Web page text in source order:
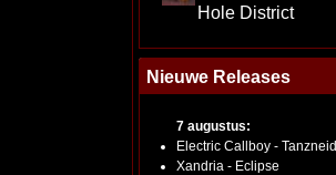
Hole District
Nieuwe Releases
7 augustus:
Electric Callboy - Tanzneid
Xandria - Eclipse